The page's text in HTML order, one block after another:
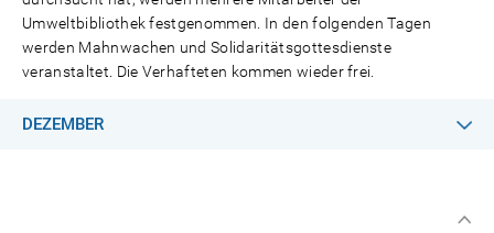
Umweltbibliothek festgenommen. In den folgenden Tagen
werden Mahnwachen und Solidaritätsgottesdienste
veranstaltet. Die Verhafteten kommen wieder frei.
DEZEMBER